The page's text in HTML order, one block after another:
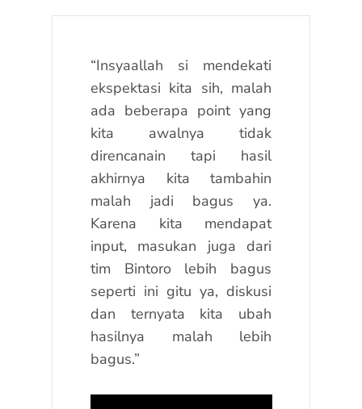
“Insyaallah si mendekati
ekspektasi kita sih, malah
ada beberapa point yang
kita awalnya tidak
direncanain tapi hasil
akhirnya kita tambahin
malah jadi bagus ya.
Karena kita mendapat
input, masukan juga dari
tim Bintoro lebih bagus
seperti ini gitu ya, diskusi
dan ternyata kita ubah
hasilnya malah lebih
bagus.”